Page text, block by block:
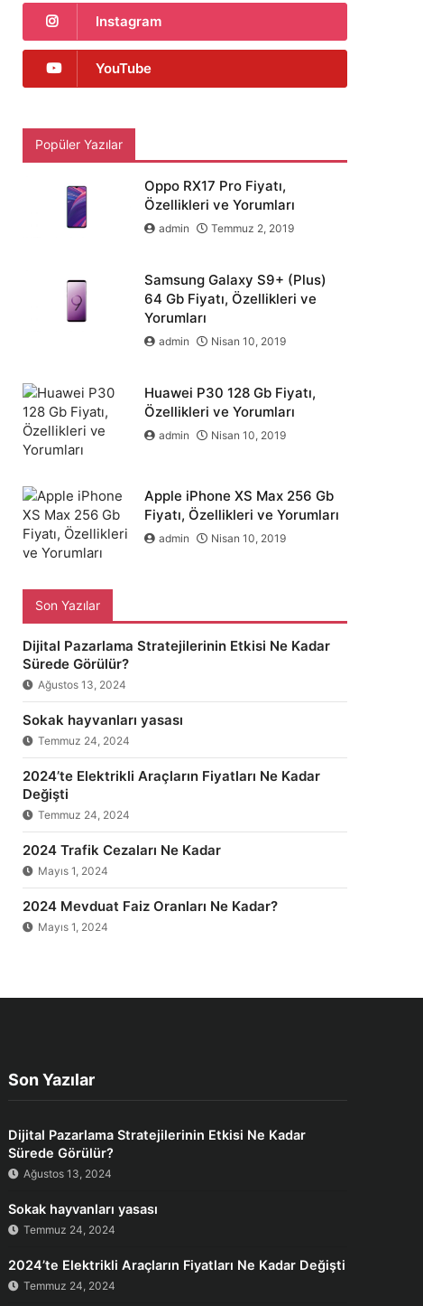
Instagram
YouTube
Popüler Yazılar
Oppo RX17 Pro Fiyatı,
Özellikleri ve Yorumları
admin Temmuz 2, 2019
Samsung Galaxy S9+ (Plus)
64 Gb Fiyatı, Özellikleri ve
Yorumları
admin Nisan 10, 2019
Huawei P30 128 Gb Fiyatı,
Özellikleri ve Yorumları
admin Nisan 10, 2019
Apple iPhone XS Max 256 Gb
Fiyatı, Özellikleri ve Yorumları
admin Nisan 10, 2019
Son Yazılar
Dijital Pazarlama Stratejilerinin Etkisi Ne Kadar
Sürede Görülür?
Ağustos 13, 2024
Sokak hayvanları yasası
Temmuz 24, 2024
2024’te Elektrikli Araçların Fiyatları Ne Kadar
Değişti
Temmuz 24, 2024
2024 Trafik Cezaları Ne Kadar
Mayıs 1, 2024
2024 Mevduat Faiz Oranları Ne Kadar?
Mayıs 1, 2024
Son Yazılar
Dijital Pazarlama Stratejilerinin Etkisi Ne Kadar
Sürede Görülür?
Ağustos 13, 2024
Sokak hayvanları yasası
Temmuz 24, 2024
2024’te Elektrikli Araçların Fiyatları Ne Kadar Değişti
Temmuz 24, 2024